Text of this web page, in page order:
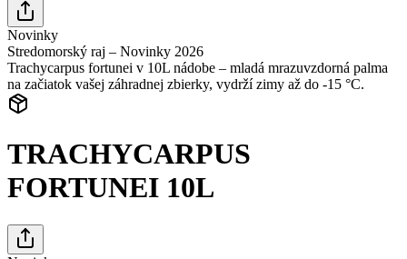
Novinky
Stredomorský raj – Novinky 2026
Trachycarpus fortunei v 10L nádobe – mladá mrazuvzdorná palma
na začiatok vašej záhradnej zbierky, vydrží zimy až do -15 °C.
TRACHYCARPUS
FORTUNEI 10L